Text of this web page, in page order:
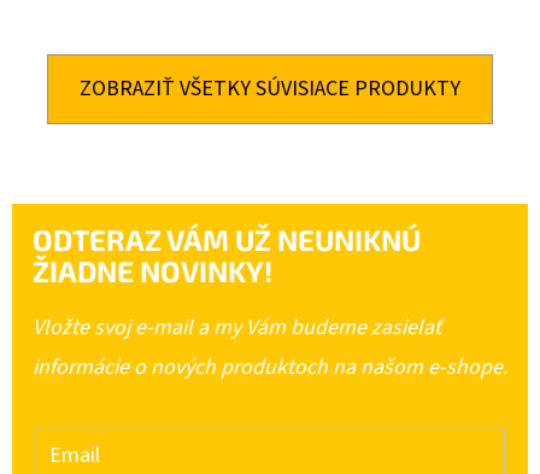
ZOBRAZIŤ VŠETKY SÚVISIACE PRODUKTY
ODTERAZ VÁM UŽ NEUNIKNÚ
ŽIADNE NOVINKY!
Vložte svoj e-mail a my Vám budeme zasielať
informácie o nových produktoch na našom e-shope.
Email